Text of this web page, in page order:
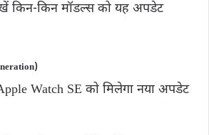
किन-किन मॉडल्स को यह अपडेट
Watch SE को मिलेगा नया अपडेट